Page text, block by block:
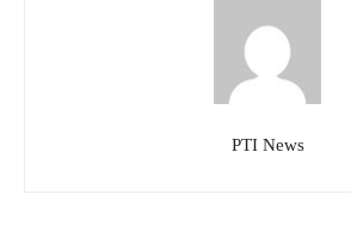
PTI News